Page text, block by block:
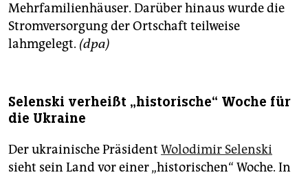
Mehrfamilienhäuser. Darüber hinaus wurde die
Stromversorgung der Ortschaft teilweise
lahmgelegt. (dpa)
Selenski verheißt „historische“ Woche für
die Ukraine
Der ukrainische Präsident Wolodimir Selenski
sieht sein Land vor einer „historischen“ Woche. In